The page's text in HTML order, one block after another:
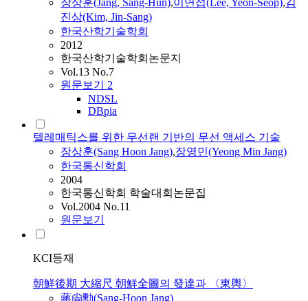
장상훈(Jang, Sang-Hun),이연섭(Lee, Yeon-Seop),김
진상(Kim, Jin-Sang)
한국산학기술학회
2012
한국산학기술학회논문지
Vol.13 No.7
원문보기 2
NDSL
DBpia
텔레매틱스를 위한 무선랜 기반의 무선 액세스 기술
장상훈(Sang Hoon Jang),장영민(Yeong Min Jang)
한국통신학회
2004
한국통신학회 학술대회논문집
Vol.2004 No.11
원문보기
KCI등재
朝鮮後期 大縮尺 朝鮮全圖의 發達과 〈東輿〉
蔣尙勳(Sang-Hoon Jang)